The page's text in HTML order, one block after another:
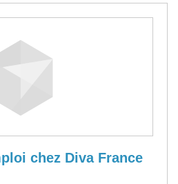
chez Diva France